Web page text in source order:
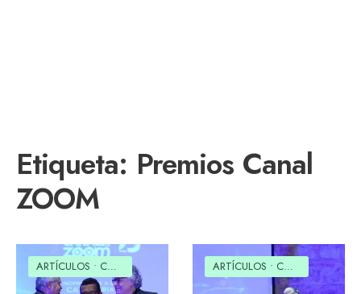
Etiqueta: Premios Canal
ZOOM
ARTÍCULOS • COMUNIDAD EDUCATIVA •CULTURAL
ARTÍCULOS • COMUNIDAD EDUCATIVA